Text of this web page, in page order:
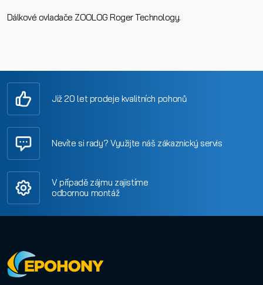
Dálkové ovladače ZOOLOG Roger Technology.
Již 20 let prodeje kvalitních pohonů
Nevíte si rady? Využijte náš zákaznický servis
V případě zájmu zajistíme
odbornou montáž